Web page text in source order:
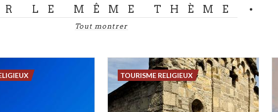
LE MÊME THÈME
Tout montrer
TOURISME RELIGIEUX